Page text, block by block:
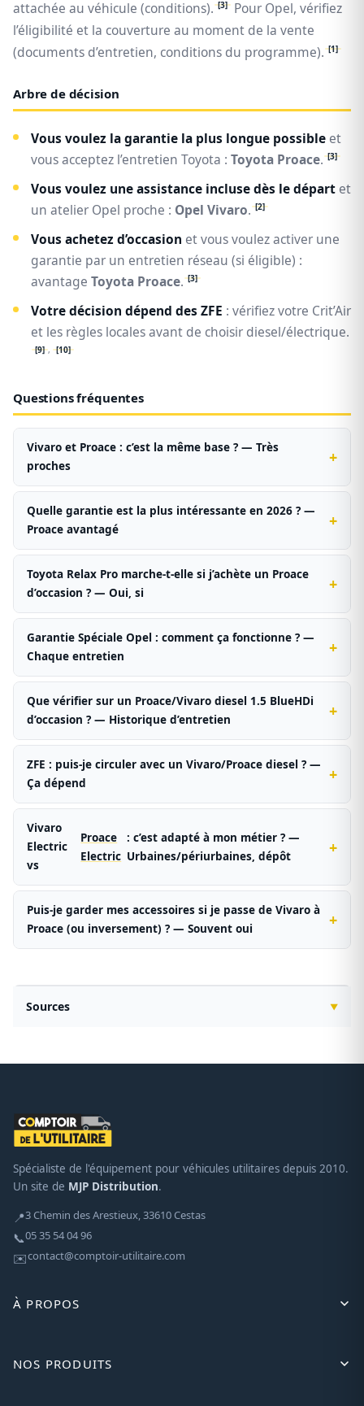
attachée au véhicule (conditions). [3]
Pour Opel, vérifiez
l’éligibilité et la couverture au moment de la vente
(documents d’entretien, conditions du programme). [1]
Arbre de décision
Vous voulez la garantie la plus longue possible et
vous acceptez l’entretien Toyota : Toyota Proace. [3]
Vous voulez une assistance incluse dès le départ et
un atelier Opel proche : Opel Vivaro. [2]
Vous achetez d’occasion et vous voulez activer une
garantie par un entretien réseau (si éligible) :
avantage Toyota Proace. [3]
Votre décision dépend des ZFE : vérifiez votre Crit’Air
et les règles locales avant de choisir diesel/électrique.
[9] , [10]
Questions fréquentes
Vivaro et Proace : c’est la même base ? — Très
proches
Quelle garantie est la plus intéressante en 2026 ? —
Proace avantagé
Toyota Relax Pro marche-t-elle si j’achète un Proace
d’occasion ? — Oui, si
Garantie Spéciale Opel : comment ça fonctionne ? —
Chaque entretien
Que vérifier sur un Proace/Vivaro diesel 1.5 BlueHDi
d’occasion ? — Historique d’entretien
ZFE : puis-je circuler avec un Vivaro/Proace diesel ? —
Ça dépend
Vivaro
Electric
vs
Proace
Electric
: c’est adapté à mon métier ? —
Urbaines/périurbaines, dépôt
Puis-je garder mes accessoires si je passe de Vivaro à
Proace (ou inversement) ? — Souvent oui
Sources
Spécialiste de l'équipement pour véhicules utilitaires depuis 2010.
Un site de MJP Distribution.
📍3 Chemin des Arestieux, 33610 Cestas
📞05 35 54 04 96
✉️contact@comptoir-utilitaire.com
À PROPOS
NOS PRODUITS